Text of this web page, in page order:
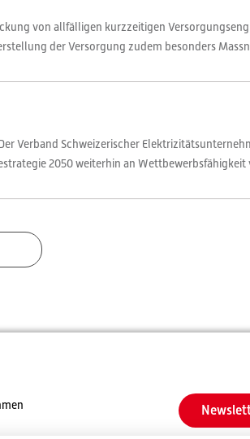
von allfälligen kurzzeitigen
der Versorgung zudem besonders
Verband Schweizerischer
2050 weiterhin an Wettbewerbsfähigkeit